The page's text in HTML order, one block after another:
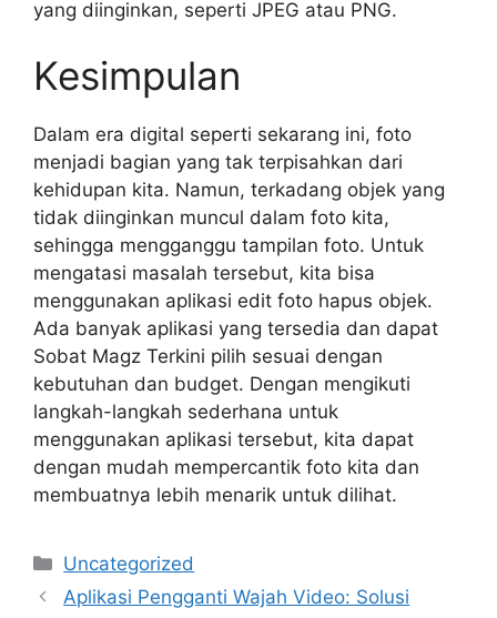
yang diinginkan, seperti JPEG atau PNG.
Kesimpulan
Dalam era digital seperti sekarang ini, foto
menjadi bagian yang tak terpisahkan dari
kehidupan kita. Namun, terkadang objek yang
tidak diinginkan muncul dalam foto kita,
sehingga mengganggu tampilan foto. Untuk
mengatasi masalah tersebut, kita bisa
menggunakan aplikasi edit foto hapus objek.
Ada banyak aplikasi yang tersedia dan dapat
Sobat Magz Terkini pilih sesuai dengan
kebutuhan dan budget. Dengan mengikuti
langkah-langkah sederhana untuk
menggunakan aplikasi tersebut, kita dapat
dengan mudah mempercantik foto kita dan
membuatnya lebih menarik untuk dilihat.
Categories
Uncategorized
Aplikasi Pengganti Wajah Video: Solusi